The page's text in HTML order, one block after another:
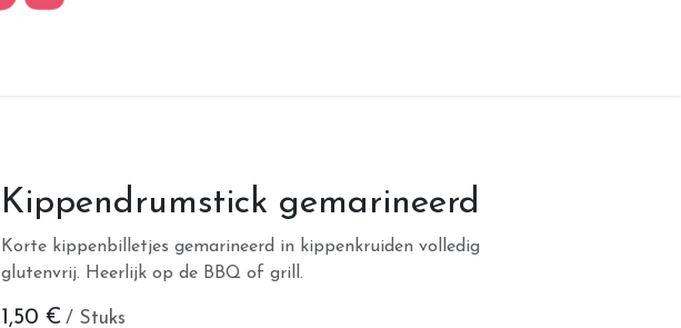
Kippendrumstick gemarineerd
Korte kippenbilletjes gemarineerd in kippenkruiden volledig
glutenvrij. Heerlijk op de BBQ of grill.
1,50 € / Stuks